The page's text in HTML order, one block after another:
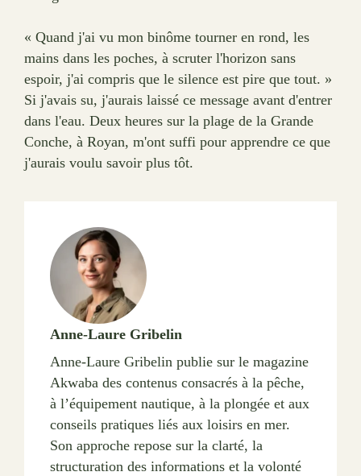
« Quand j'ai vu mon binôme tourner en rond, les
mains dans les poches, à scruter l'horizon sans
espoir, j'ai compris que le silence est pire que tout. »
Si j'avais su, j'aurais laissé ce message avant d'entrer
dans l'eau. Deux heures sur la plage de la Grande
Conche, à Royan, m'ont suffi pour apprendre ce que
j'aurais voulu savoir plus tôt.
Anne-Laure Gribelin
Anne-Laure Gribelin publie sur le magazine
Akwaba des contenus consacrés à la pêche,
à l’équipement nautique, à la plongée et aux
conseils pratiques liés aux loisirs en mer.
Son approche repose sur la clarté, la
structuration des informations et la volonté